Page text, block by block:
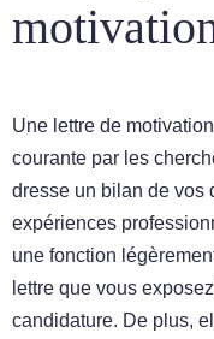
Une lettre de
courante par les
dresse un bilan de vos
expériences
une fonction
lettre que vous
candidature. De plus,